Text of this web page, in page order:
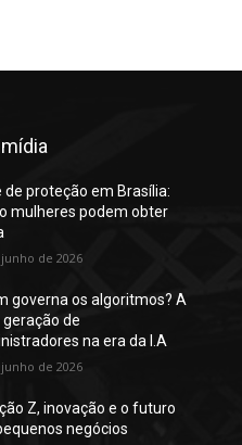
de proteção em Brasília:
mulheres podem obter
de 2026
governa os algoritmos? A
geração de
na era da I.A
de 2026
Z, inovação e o futuro
negócios